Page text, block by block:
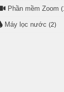
Phần mềm Zoom
Máy lọc nước (2)